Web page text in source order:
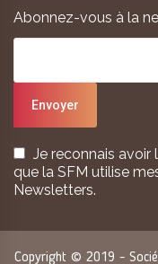
Abonnez-vous à la
Je reconnais
que la SFM utilise
Newsletters.
Copyright © 2019 -